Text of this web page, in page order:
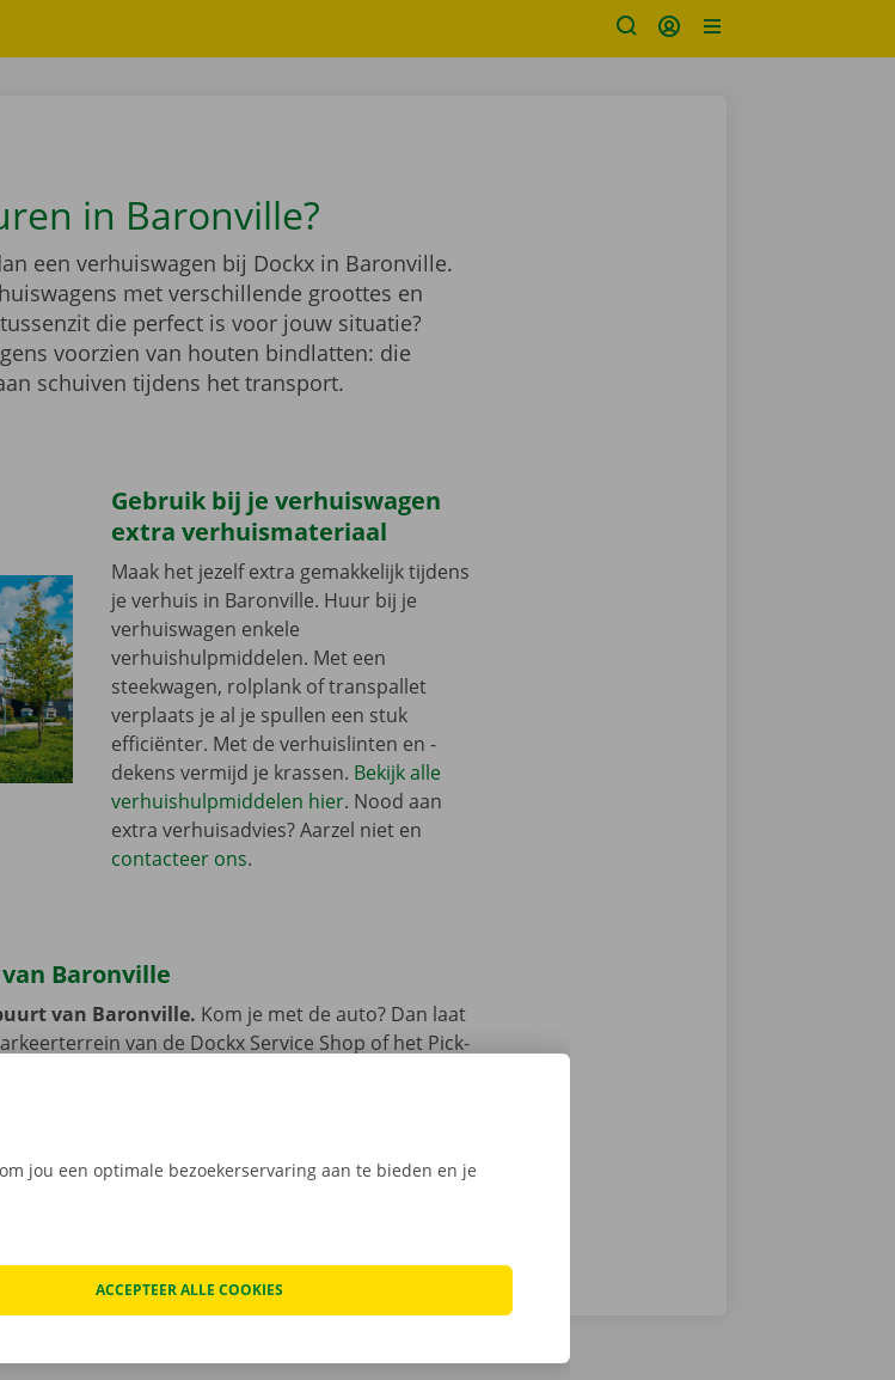
in Baronville?
een verhuiswagen bij Dockx in Baronville.
met verschillende groottes en
die perfect is voor jouw situatie?
voorzien van houten bindlatten: die
schuiven tijdens het transport.
Gebruik bij je verhuiswagen
extra verhuismateriaal
Maak het jezelf extra gemakkelijk tijdens
je verhuis in Baronville. Huur bij je
verhuiswagen enkele
verhuishulpmiddelen. Met een
steekwagen, rolplank of transpallet
verplaats je al je spullen een stuk
efficiënter. Met de verhuislinten en -
dekens vermijd je krassen. Bekijk alle
verhuishulpmiddelen hier. Nood aan
extra verhuisadvies? Aarzel niet en
contacteer ons.
Baronville
van Baronville. Kom je met de auto? Dan laat
van de Dockx Service Shop of het Pick-
vervoer? Geen enkel probleem. Onze afhaalpunten
jou een optimale bezoekerservaring aan te bieden en je
ACCEPTEER ALLE COOKIES